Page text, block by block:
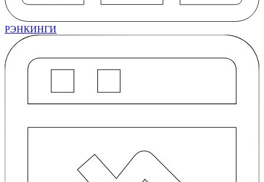
РЭНКИНГИ